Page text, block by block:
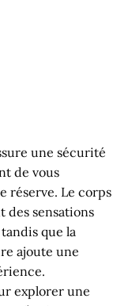
une sécurité
de vous
réserve. Le corps
des sensations
que la
ajoute une
explorer une